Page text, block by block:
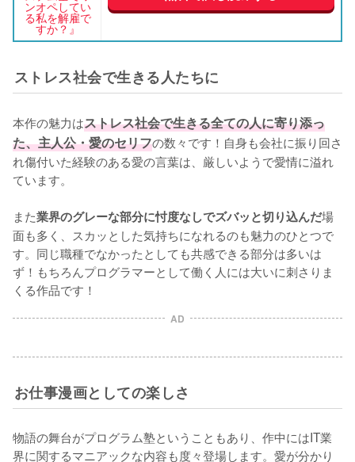
ンオペしてい
る私を解雇で
すか？』
ストレス社会で生きる人たちに
本作の魅力はストレス社会で生きる全ての人に寄り添っ
た、主人公・愛のセリフの数々です！自身も会社に振り回さ
れ傷付いた経験のある愛の言葉は、厳しいようで愛情に溢れ
ています。
また業界のグレーな部分に忖度なしでズバッと切り込んだ場
面も多く、スカッとした気持ちになれるのも魅力のひとつで
す。同じ職種でなかったとしても共感できる部分は多いは
ず！もちろんプログラマーとして働く人には大いに刺さりま
くる作品です！
AD
お仕事漫画としての楽しさ
物語の舞台がプログラム塾ということもあり、作中にはIT業
界に関するマニアックな内容も度々登場します。愛が分かり